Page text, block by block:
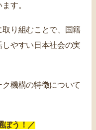
す。
り組むことで、国籍
やすい日本社会の実
機構の特徴について
ぼう！／